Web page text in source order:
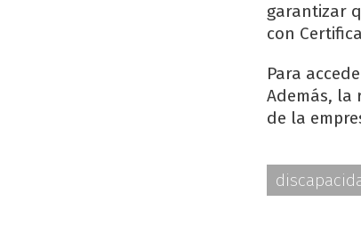
garantizar
con
Para
Además, la
de la